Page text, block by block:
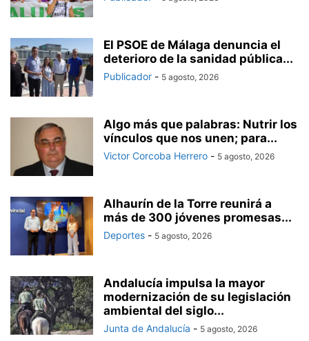
El PSOE de Málaga denuncia el
deterioro de la sanidad pública...
Publicador - 5 agosto, 2026
Algo más que palabras: Nutrir los
vínculos que nos unen; para...
Victor Corcoba Herrero - 5 agosto, 2026
Alhaurín de la Torre reunirá a
más de 300 jóvenes promesas...
Deportes - 5 agosto, 2026
Andalucía impulsa la mayor
modernización de su legislación
ambiental del siglo...
Junta de Andalucía - 5 agosto, 2026